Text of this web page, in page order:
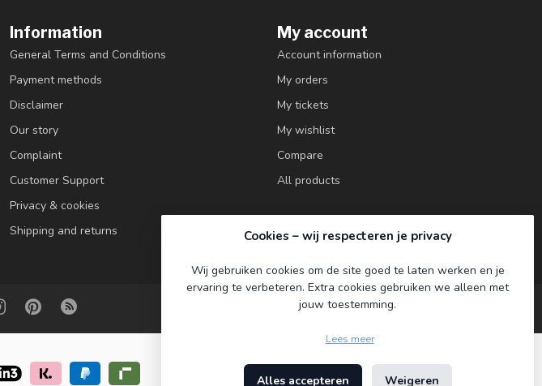
Information
General Terms and Conditions
Payment methods
Disclaimer
Our story
Complaint
Customer Support
Privacy & cookies
Shipping and returns
My account
Account information
My orders
My tickets
My wishlist
Compare
All products
Cookies – wij respecteren je privacy
Wij gebruiken cookies om de site goed te laten werken en je
ervaring te verbeteren. Extra cookies gebruiken we alleen met
jouw toestemming.
Lees meer
Alles accepteren Weigeren